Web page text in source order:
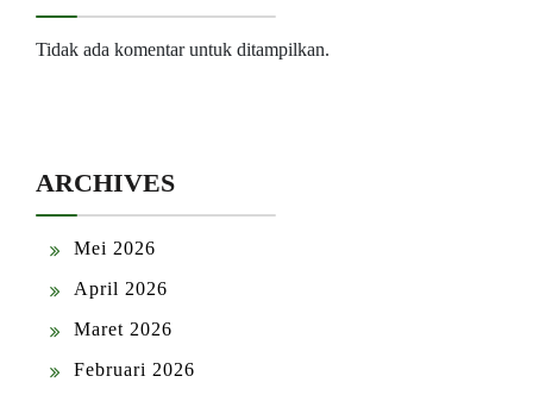
Tidak ada komentar untuk ditampilkan.
ARCHIVES
Mei 2026
April 2026
Maret 2026
Februari 2026